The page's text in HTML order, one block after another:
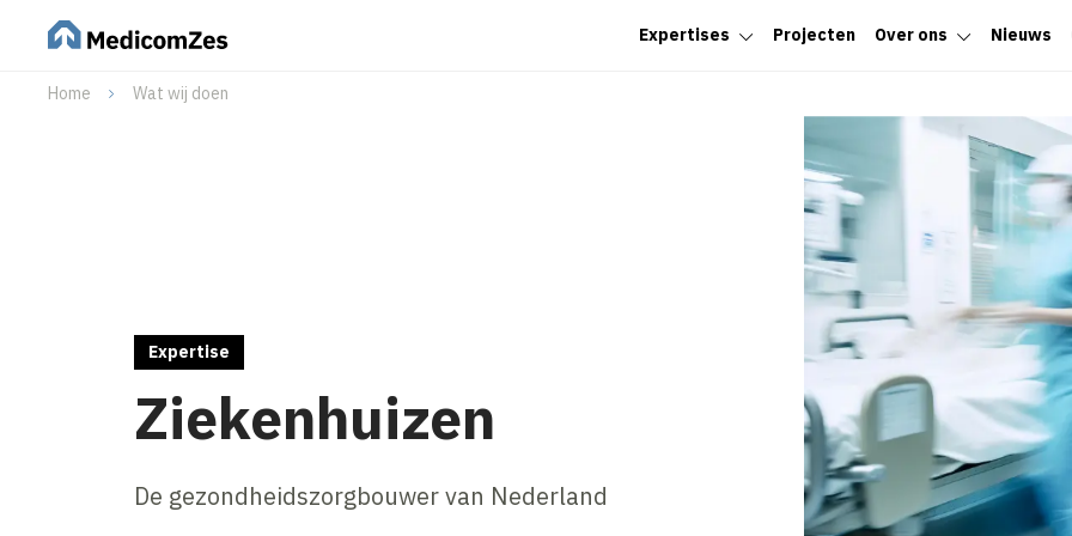
Expertises Projecten Over ons Nieuws
Home Wat wij doen
Expertise
Ziekenhuizen
De gezondheidszorgbouwer van Nederland